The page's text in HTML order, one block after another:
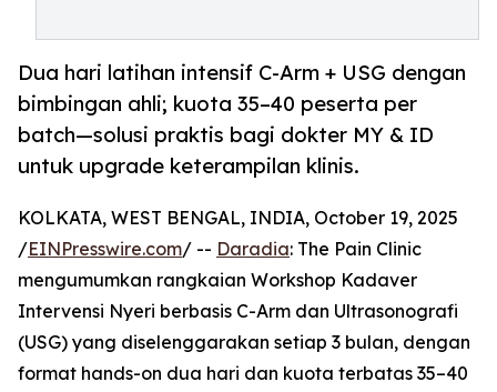
Dua hari latihan intensif C-Arm + USG dengan
bimbingan ahli; kuota 35–40 peserta per
batch—solusi praktis bagi dokter MY & ID
untuk upgrade keterampilan klinis.
KOLKATA, WEST BENGAL, INDIA, October 19, 2025
/EINPresswire.com/ -- Daradia: The Pain Clinic
mengumumkan rangkaian Workshop Kadaver
Intervensi Nyeri berbasis C-Arm dan Ultrasonografi
(USG) yang diselenggarakan setiap 3 bulan, dengan
format hands-on dua hari dan kuota terbatas 35–40